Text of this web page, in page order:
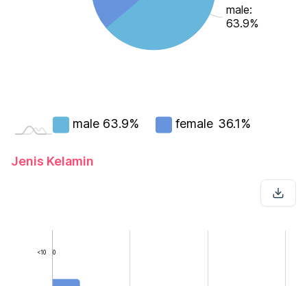
male:
63.9%
male 63.9% female 36.1%
Jenis Kelamin
0
<10